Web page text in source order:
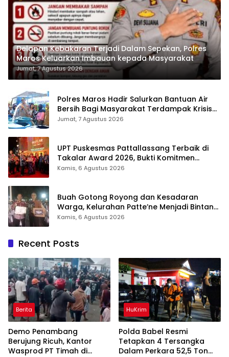
Delapan Kebakaran Terjadi Dalam Sepekan, Polres
Maros Keluarkan Imbauan kepada Masyarakat
Jumat, 7 Agustus 2026
Polres Maros Hadir Salurkan Bantuan Air
Bersih Bagi Masyarakat Terdampak Krisis
Air Bersih Di Maros
Jumat, 7 Agustus 2026
UPT Puskesmas Pattallassang Terbaik di
Takalar Award 2026, Bukti Komitmen
Hadirkan Pelayanan Kesehatan Berkualitas
Kamis, 6 Agustus 2026
Buah Gotong Royong dan Kesadaran
Warga, Kelurahan Patte’ne Menjadi Bintang
Takalar Award 2026
Kamis, 6 Agustus 2026
Recent Posts
Berita
Demo Penambang
Berujung Ricuh, Kantor
Wasprod PT Timah di
HuKrim
Polda Babel Resmi
Tetapkan 4 Tersangka
Dalam Perkara 52,5 Ton